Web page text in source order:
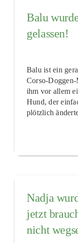
Balu
gelassen!
Balu ist ein
Corso-
ihm vor allem
Hund, der
plötzlich
Nadja
jetzt
nicht